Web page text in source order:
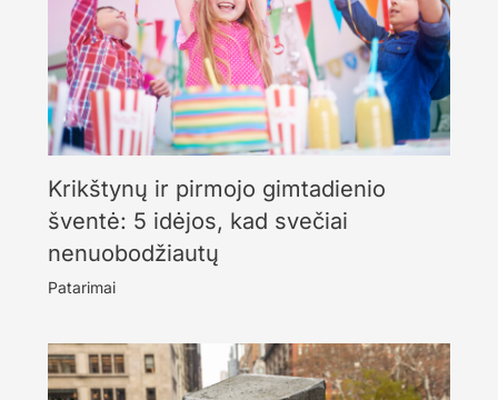
Krikštynų ir pirmojo gimtadienio
šventė: 5 idėjos, kad svečiai
nenuobodžiautų
Patarimai